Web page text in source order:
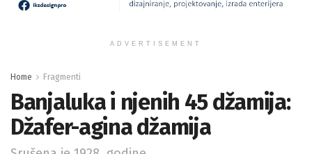
ADVERTISEMENT
Home Fragmenti
Banjaluka i njenih 45 džamija:
Džafer-agina džamija